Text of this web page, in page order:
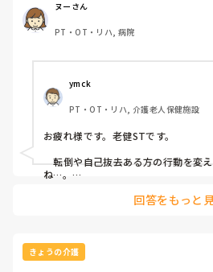
対し、
ご家族の同意や医師の指示のもと、
用、ベッド4点柵などの身体拘束で
施設へ退院される方の場合、「身体
難しい」ことも多く、センサーマッ
もあるため、現在、拘束解除に向け
施設では、転倒や自己抜去予防とし
ていますか？
ヌーさん
PT・OT・リハ, 病院
ymck
PT・OT・リハ, 介護老人保健施設
お疲れ様です。老健STです。
転倒や自己抜去ある方の行動を変
ね…。
私が勤める施設は、基本的に病院か
正直、病院でなんとか拘束なしでコ
回答をもっと
きょうの介護